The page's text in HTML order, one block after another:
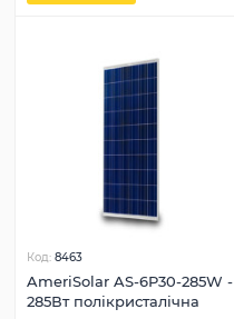
Код: 8463
AmeriSolar AS-6P30-285W -
285Вт полікристалічна